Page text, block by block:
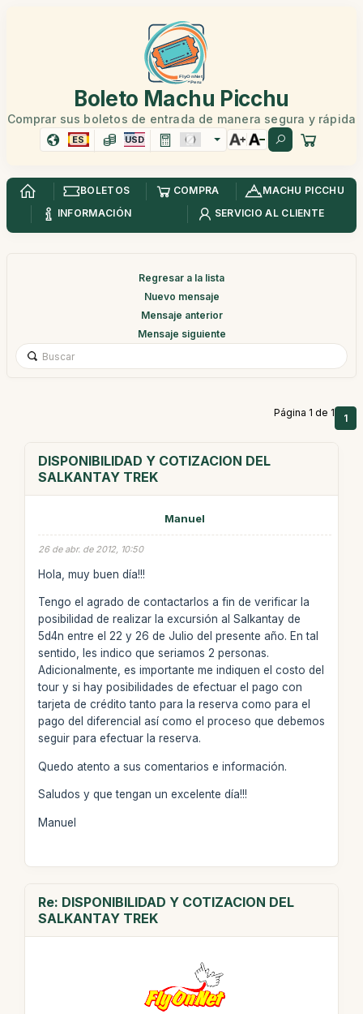
Boleto Machu Picchu
Comprar sus boletos de entrada de manera segura y rápida
ES USD
BOLETOS COMPRA
MACHU PICCHU
INFORMACIÓN
SERVICIO AL CLIENTE
Regresar a la lista
Nuevo mensaje
Mensaje anterior
Mensaje siguiente
Página 1 de 1 1
DISPONIBILIDAD Y COTIZACION DEL
SALKANTAY TREK
Manuel
26 de abr. de 2012, 10:50
Hola, muy buen día!!!
Tengo el agrado de contactarlos a fin de verificar la
posibilidad de realizar la excursión al Salkantay de
5d4n entre el 22 y 26 de Julio del presente año. En tal
sentido, les indico que seriamos 2 personas.
Adicionalmente, es importante me indiquen el costo del
tour y si hay posibilidades de efectuar el pago con
tarjeta de crédito tanto para la reserva como para el
pago del diferencial así como el proceso que debemos
seguir para efectuar la reserva.
Quedo atento a sus comentarios e información.
Saludos y que tengan un excelente día!!!
Manuel
Re: DISPONIBILIDAD Y COTIZACION DEL
SALKANTAY TREK